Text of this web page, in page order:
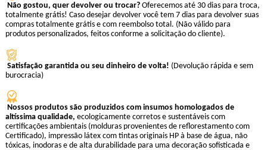
Não gostou, quer devolver ou trocar? Oferecemos até 30 dias para troca,
totalmente grátis! Caso desejar devolver você tem 7 dias para devolver suas
compras totalmente grátis e com reembolso total. (Não válido para
produtos personalizados, feitos conforme a solicitação do cliente).
Satisfação garantida ou seu dinheiro de volta! (Devolução rápida e sem
burocracia)
Nossos produtos são produzidos com insumos homologados de
altíssima qualidade, ecologicamente corretos e sustentáveis com
certificações ambientais (molduras provenientes de reflorestamento com
Certificado), impressão látex com tintas originais HP à base de água, não
tóxicas, inodoras e de alta durabilidade para uma decoração sofisticada e